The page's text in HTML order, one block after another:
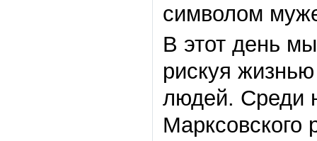
символом
В этот день
рискуя
людей. Среди
Марксовского